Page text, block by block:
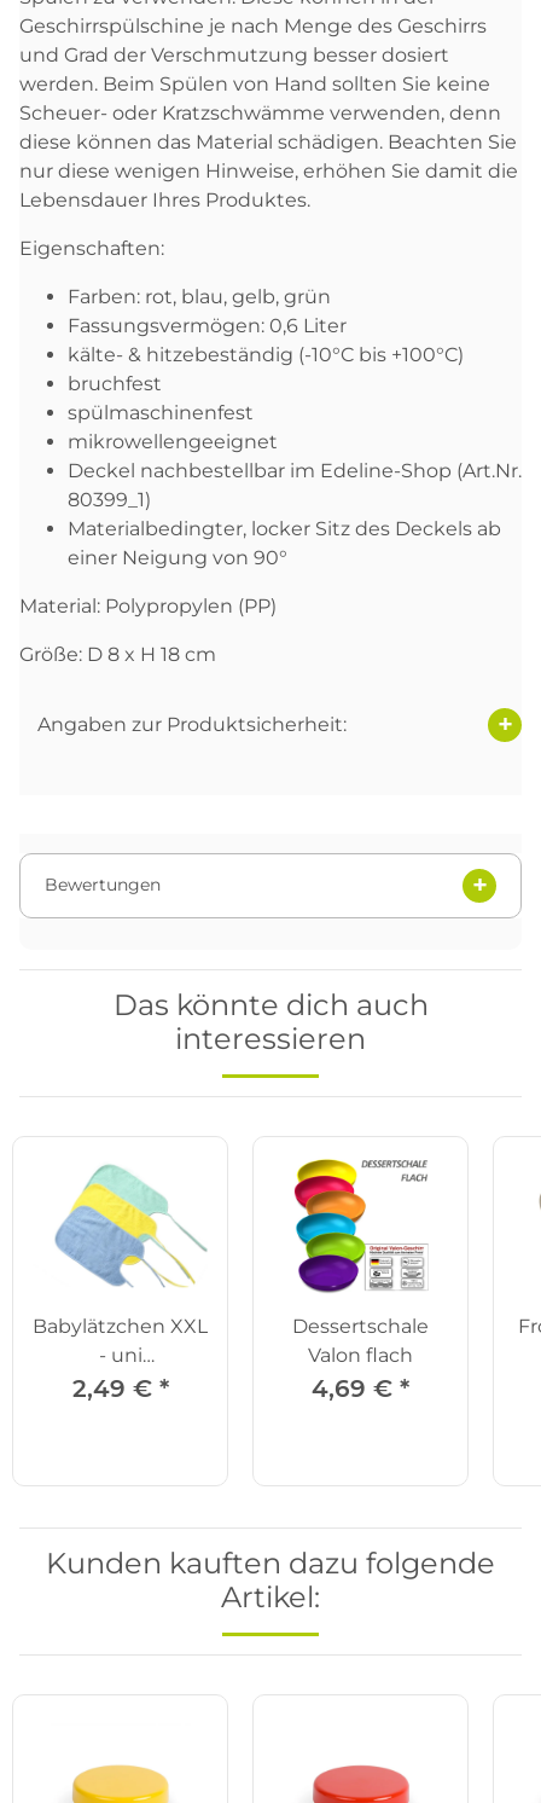
Geschirrspülschine je nach Menge des Geschirrs
und Grad der Verschmutzung besser dosiert
werden. Beim Spülen von Hand sollten Sie keine
Scheuer- oder Kratzschwämme verwenden, denn
diese können das Material schädigen. Beachten Sie
nur diese wenigen Hinweise, erhöhen Sie damit die
Lebensdauer Ihres Produktes.
Eigenschaften:
Farben: rot, blau, gelb, grün
Fassungsvermögen: 0,6 Liter
kälte- & hitzebeständig (-10°C bis +100°C)
bruchfest
spülmaschinenfest
mikrowellengeeignet
Deckel nachbestellbar im Edeline-Shop (Art.Nr.
80399_1)
Materialbedingter, locker Sitz des Deckels ab
einer Neigung von 90°
Material: Polypropylen (PP)
Größe: D 8 x H 18 cm
Angaben zur Produktsicherheit:
Bewertungen
Das könnte dich auch
interessieren
Babylätzchen XXL
- uni
grün/gelb/blau
2,49 € *
Dessertschale
Valon flach
4,69 € *
Kunden kauften dazu folgende
Artikel: